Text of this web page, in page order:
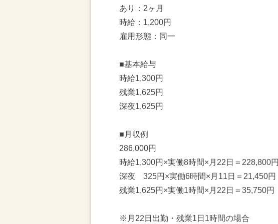
あり：2ヶ月
時給：1,200円
雇用形態：同一
■基本給与
時給1,300円
残業1,625円
深夜1,625円
■月収例
286,000円
時給1,300円×実働8時間×月22日＝228,800円
深夜 325円×実働6時間×月11日＝21,450円
残業1,625円×実働1時間×月22日＝35,750円
※月22日出勤・残業1日1時間の場合